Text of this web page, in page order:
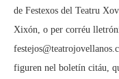
de Festexos del Teatru
Xixón, o per corréu
figuren nel boletín citáu,